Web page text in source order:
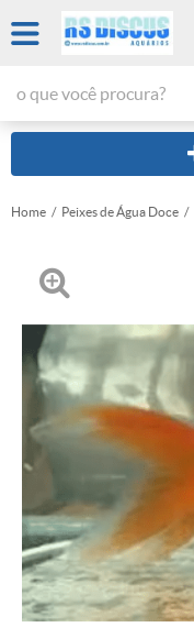
Home Peixes de Água Doce